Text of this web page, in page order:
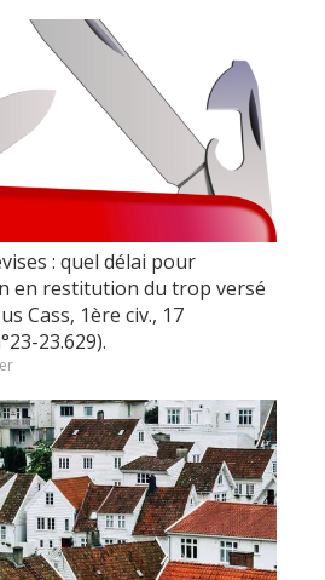
: quel délai pour
en restitution du trop versé
Cass, 1ère civ., 17
23.629).